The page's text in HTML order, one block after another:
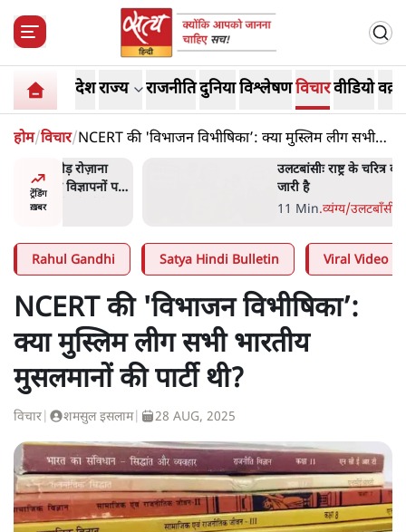
देशराज्य राजनीतिदुनियाविश्लेषणविचारवीडियो
होम/विचार/NCERT की 'विभाजन विभीषिका’: क्या मुस्लिम लीग सभी
भारतीय मुसलमानों की पार्टी थी?
ट्रेंडिंग
ख़बर
पर
उलटबांसीः राष्ट्र के चरित्र की मरम्मत
व्यंग्य/उलटबाँसी
Rahul Gandhi Satya Hindi Bulletin Viral Video
NCERT की 'विभाजन विभीषिका’:
क्या मुस्लिम लीग सभी भारतीय
मुसलमानों की पार्टी थी?
विचार शमसुल इसलाम| 28 AUG, 2025